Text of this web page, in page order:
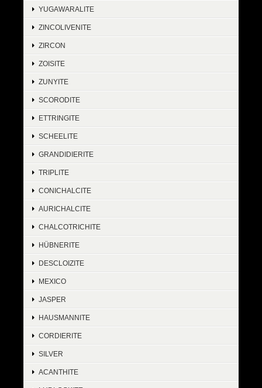
YUGAWARALITE
ZINCOLIVENITE
ZIRCON
ZOISITE
ZUNYITE
SCORODITE
ETTRINGITE
SCHEELITE
GRANDIDIERITE
TRIPLITE
CONICHALCITE
AURICHALCITE
CHALCOTRICHITE
HÜBNERITE
DESCLOIZITE
MEXICO
JASPER
HAUSMANNITE
CORDIERITE
SILVER
ACANTHITE